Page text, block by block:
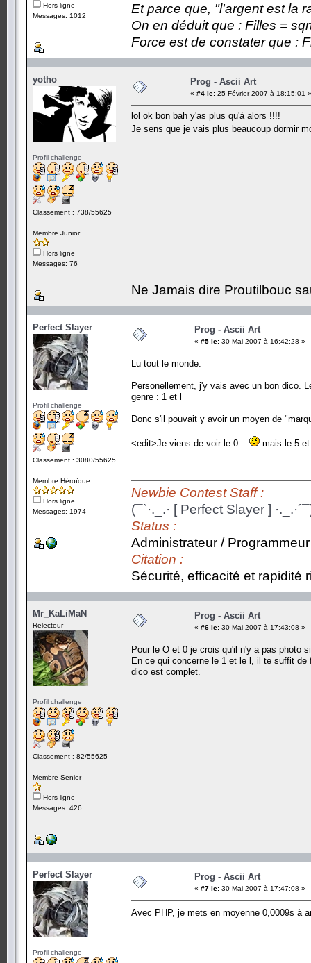
Hors ligne
Messages: 1012
Et parce que, "l'argent est la
On en déduit que : Filles =
Force est de constater que :
yotho
Profil challenge
Classement : 738/55625
Membre Junior
Hors ligne
Messages: 76
Prog - Ascii Art
« #4 le: 25 Février 2007 à 18:15:01 »
lol ok bon bah y'as plus qu'à alors !!!!
Je sens que je vais plus beaucoup dormir
Ne Jamais dire Proutilbouc
Perfect Slayer
Profil challenge
Classement : 3080/55625
Membre Héroïque
Hors ligne
Messages: 1974
Prog - Ascii Art
« #5 le: 30 Mai 2007 à 16:42:28 »
Lu tout le monde.
Personellement, j'y vais avec un bon dico.
genre : 1 et l
Donc s'il pouvait y avoir un moyen de
<edit>Je viens de voir le 0... mais le 5
Newbie Contest Staff :
(¯`·._.· [ Perfect Slayer ]
Status :
Administrateur /
Citation :
Sécurité, efficacité et rapidité
Mr_KaLiMaN
Relecteur
Profil challenge
Classement : 82/55625
Membre Senior
Hors ligne
Messages: 426
Prog - Ascii Art
« #6 le: 30 Mai 2007 à 17:43:08 »
Pour le O et 0 je crois qu'il n'y a pas photo
En ce qui concerne le 1 et le l, il te suffit
dico est complet.
Perfect Slayer
Profil challenge
Prog - Ascii Art
« #7 le: 30 Mai 2007 à 17:47:08 »
Avec PHP, je mets en moyenne 0,0009s à